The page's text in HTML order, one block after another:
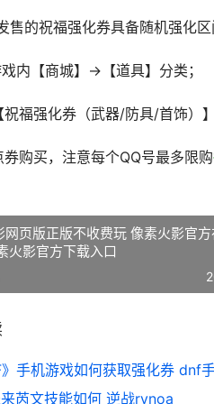
售的祝福强化券具备随机强化
内【商城】→【道具】分类；
福强化券（武器/防具/首饰）
购买，注意每个QQ号最多限购
网页版正版不收费玩 像素火影官
火影官方下载入口
芮文技能如何 逆战rynoa